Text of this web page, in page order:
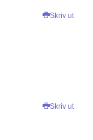
Skriv ut
Skriv ut